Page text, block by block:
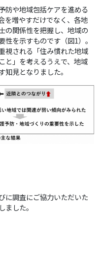
防や地域包括ケアを進める
を増やすだけでなく、各地
の関係性を把握し、地域の
を示すものです（図1）。
視される「住み慣れた地域
と」を考えるうえで、地域
見となりました。
に調査にご協力いただいた
した。